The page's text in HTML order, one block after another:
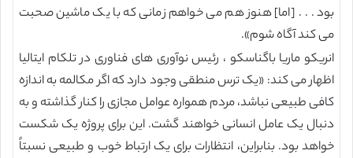
بود . . . [اما] هنوز هم می خواهم زمانی که با یک ماشین صحبت
می کند آگاه شوم».
انریکو ماریا باگناسکو ، رئیس نوآوری های فناوری در تلکام ایتالیا
اظهار می کند: «یک ترس منطقی وجود دارد که اگر مکالمه به اندازه
کافی طبیعی نباشد، مردم همواره عوامل مجازی را کنار گذاشته و به
دنبال یک عامل انسانی خواهند گشت. این برای پروژه یک شکست
خواهد بود. بنابراین، انتظارات برای یک ارتباط خوب و طبیعی نسبتاً